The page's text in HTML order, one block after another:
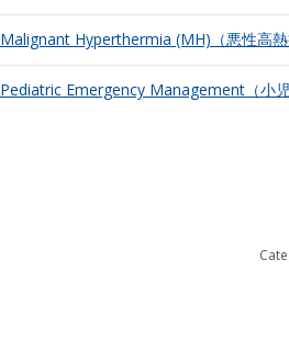
Malignant Hyperthermia (MH)（悪性高熱
Pediatric Emergency Management（小児